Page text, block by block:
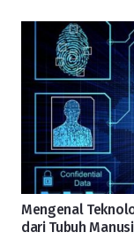
Mengenal
dari Tubuh